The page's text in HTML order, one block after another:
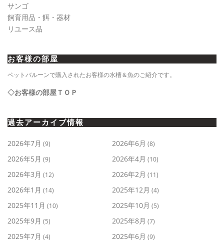
サンゴ
飼育用品・餌・器材
リユース品
お客様の部屋
ペットバルーンで購入されたお客様の水槽＆魚のご紹介です。
◇お客様の部屋ＴＯＰ
過去アーカイブ情報
2026年7月 (9) 2026年6月 (8)
2026年5月 (9) 2026年4月 (10)
2026年3月 (12) 2026年2月 (11)
2026年1月 (14) 2025年12月 (4)
2025年11月 (10) 2025年10月 (5)
2025年9月 (5) 2025年8月 (7)
2025年7月 (4) 2025年6月 (9)